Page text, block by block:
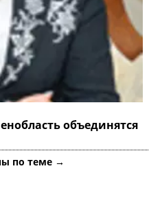
объединятся
по теме →